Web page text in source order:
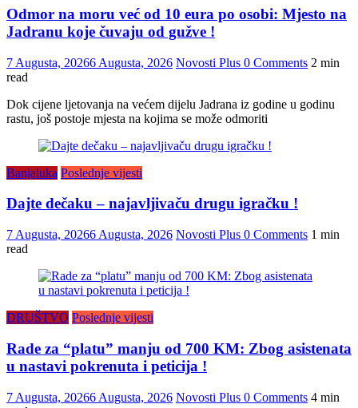
Odmor na moru već od 10 eura po osobi: Mjesto na
Jadranu koje čuvaju od gužve !
7 Augusta, 20266 Augusta, 2026 Novosti Plus 0 Comments 2 min
read
Dok cijene ljetovanja na većem dijelu Jadrana iz godine u godinu
rastu, još postoje mjesta na kojima se može odmoriti
Banjaluka Poslednje vijesti
Dajte dečaku – najavljivaču drugu igračku !
7 Augusta, 20266 Augusta, 2026 Novosti Plus 0 Comments 1 min
read
DRUŠTVO Poslednje vijesti
Rade za “platu” manju od 700 KM: Zbog asistenata
u nastavi pokrenuta i peticija !
7 Augusta, 20266 Augusta, 2026 Novosti Plus 0 Comments 4 min